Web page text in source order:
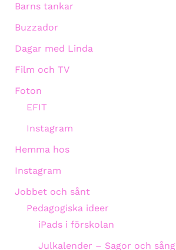
Barns tankar
Buzzador
Dagar med Linda
Film och TV
Foton
EFIT
Instagram
Hemma hos
Instagram
Jobbet och sånt
Pedagogiska ideer
iPads i förskolan
Julkalender – Sagor och sång